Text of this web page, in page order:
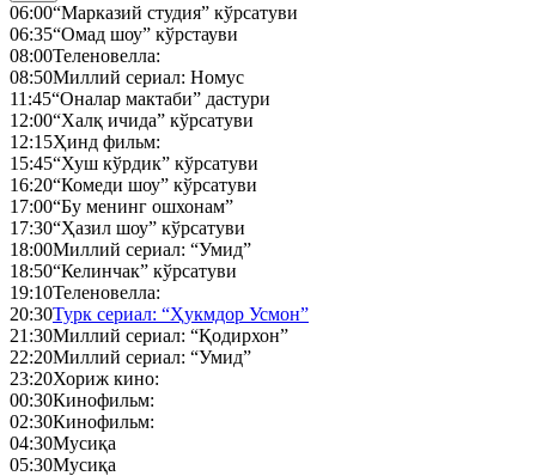
06:00“Марказий студия” кўрсатуви
06:35“Омад шоу” кўрстауви
08:00Теленовелла:
08:50Миллий сериал: Номус
11:45“Оналар мактаби” дастури
12:00“Халқ ичида” кўрсатуви
12:15Ҳинд фильм:
15:45“Хуш кўрдик” кўрсатуви
16:20“Комеди шоу” кўрсатуви
17:00“Бу менинг ошхонам”
17:30“Ҳазил шоу” кўрсатуви
18:00Миллий сериал: “Умид”
18:50“Келинчак” кўрсатуви
19:10Теленовелла:
20:30Турк сериал: “Ҳукмдор Усмон”
21:30Миллий сериал: “Қодирхон”
22:20Миллий сериал: “Умид”
23:20Хориж кино:
00:30Кинофильм:
02:30Кинофильм:
04:30Мусиқа
05:30Мусиқа